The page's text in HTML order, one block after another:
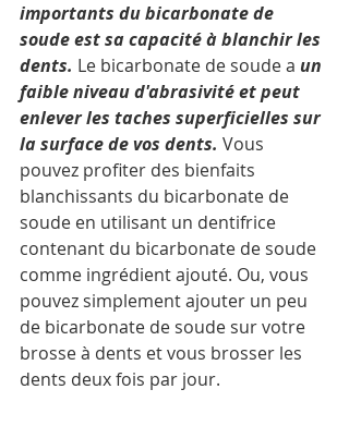
importants du bicarbonate de
soude est sa capacité à blanchir les
dents. Le bicarbonate de soude a un
faible niveau d'abrasivité et peut
enlever les taches superficielles sur
la surface de vos dents. Vous
pouvez profiter des bienfaits
blanchissants du bicarbonate de
soude en utilisant un dentifrice
contenant du bicarbonate de soude
comme ingrédient ajouté. Ou, vous
pouvez simplement ajouter un peu
de bicarbonate de soude sur votre
brosse à dents et vous brosser les
dents deux fois par jour.